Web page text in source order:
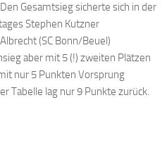
Gesamtsieg sicherte sich in der
Stephen Kutzner
(SC Bonn/Beuel)
aber mit 5 (!) zweiten Plätzen
nur 5 Punkten Vorsprung
Tabelle lag nur 9 Punkte zurück.